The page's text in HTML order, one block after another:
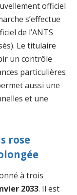
officiel
s’effectue
de l’ANTS
Le titulaire
un contrôle
particulières
aussi une
et une
rose
à trois
2033. Il est